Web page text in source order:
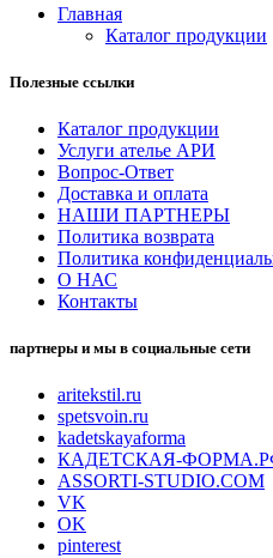
Главная
Каталог продукции
Полезные ссылки
Каталог продукции
Услуги ателье АРИ
Вопрос-Ответ
Доставка и оплата
НАШИ ПАРТНЕРЫ
Политика возврата
Политика
О НАС
Контакты
партнеры и мы в социальные сети
aritekstil.ru
spetsvoin.ru
kadetskayaforma
КАДЕТСКАЯ-
ASSORTI-STUDIO.COM
VK
OK
pinterest